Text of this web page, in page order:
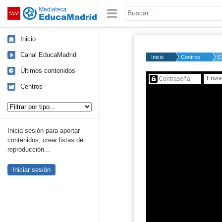
Saltar navegación Palabra o frase:
Inicio
Canal EducaMadrid
Últimos contenidos
Centros
Inicia sesión para aportar
contenidos, crear listas de
reproducción...
Iniciar sesión
Inicio Centros
Contenido protegido…